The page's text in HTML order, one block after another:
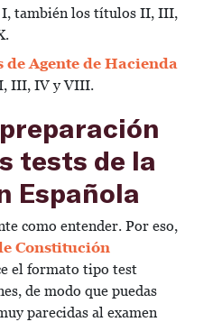
también los títulos II, III,
de Agente de Hacienda
III, IV y VIII.
tests de la
Española
como entender. Por eso,
Constitución
el formato tipo test
de modo que puedas
parecidas al examen